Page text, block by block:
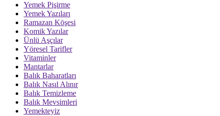
Yemek Pişirme
Yemek Yazıları
Ramazan Köşesi
Komik Yazılar
Ünlü Aşçılar
Yöresel Tarifler
Vitaminler
Mantarlar
Balık Baharatları
Balık Nasıl Alınır
Balık Temizleme
Balık Mevsimleri
Yemekteyiz